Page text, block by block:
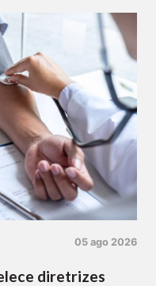
05 ago 2026
diretrizes